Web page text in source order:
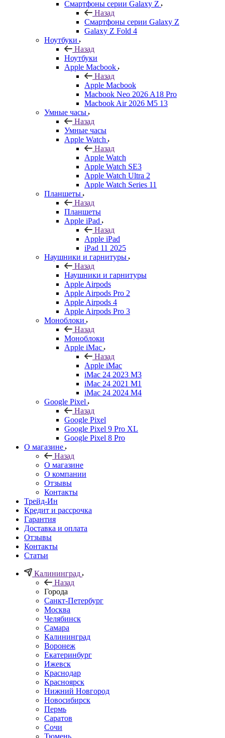
Смартфоны серии Galaxy Z
Назад
Смартфоны серии Galaxy Z
Galaxy Z Fold 4
Ноутбуки
Назад
Ноутбуки
Apple Macbook
Назад
Apple Macbook
Macbook Neo 2026 A18 Pro
Macbook Air 2026 M5 13
Умные часы
Назад
Умные часы
Apple Watch
Назад
Apple Watch
Apple Watch SE3
Apple Watch Ultra 2
Apple Watch Series 11
Планшеты
Назад
Планшеты
Apple iPad
Назад
Apple iPad
iPad 11 2025
Наушники и гарнитуры
Назад
Наушники и гарнитуры
Apple Airpods
Apple Airpods Pro 2
Apple Airpods 4
Apple Airpods Pro 3
Моноблоки
Назад
Моноблоки
Apple iMac
Назад
Apple iMac
iMac 24 2023 M3
iMac 24 2021 M1
iMac 24 2024 M4
Google Pixel
Назад
Google Pixel
Google Pixel 9 Pro XL
Google Pixel 8 Pro
О магазине
Назад
О магазине
О компании
Отзывы
Контакты
Трейд-Ин
Кредит и рассрочка
Гарантия
Доставка и оплата
Отзывы
Контакты
Статьи
Калининград
Назад
Города
Санкт-Петербург
Москва
Челябинск
Самара
Калининград
Воронеж
Екатеринбург
Ижевск
Краснодар
Красноярск
Нижний Новгород
Новосибирск
Пермь
Саратов
Сочи
Тюмень